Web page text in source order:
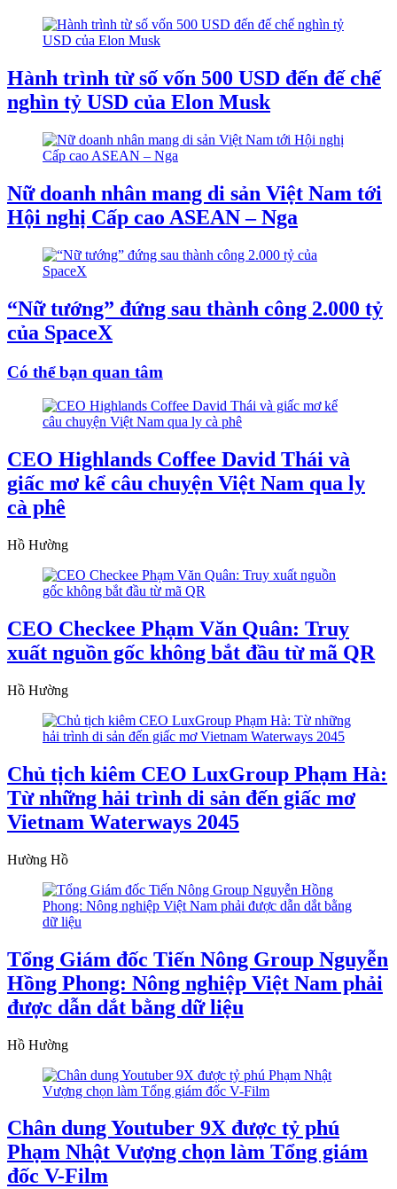
Hành trình từ số vốn 500 USD đến đế chế
nghìn tỷ USD của Elon Musk
Nữ doanh nhân mang di sản Việt Nam tới
Hội nghị Cấp cao ASEAN – Nga
“Nữ tướng” đứng sau thành công 2.000 tỷ
của SpaceX
Có thể bạn quan tâm
CEO Highlands Coffee David Thái và
giấc mơ kể câu chuyện Việt Nam qua ly
cà phê
Hồ Hường
CEO Checkee Phạm Văn Quân: Truy
xuất nguồn gốc không bắt đầu từ mã QR
Hồ Hường
Chủ tịch kiêm CEO LuxGroup Phạm Hà:
Từ những hải trình di sản đến giấc mơ
Vietnam Waterways 2045
Hường Hồ
Tổng Giám đốc Tiến Nông Group Nguyễn
Hồng Phong: Nông nghiệp Việt Nam phải
được dẫn dắt bằng dữ liệu
Hồ Hường
Chân dung Youtuber 9X được tỷ phú
Phạm Nhật Vượng chọn làm Tổng giám
đốc V-Film